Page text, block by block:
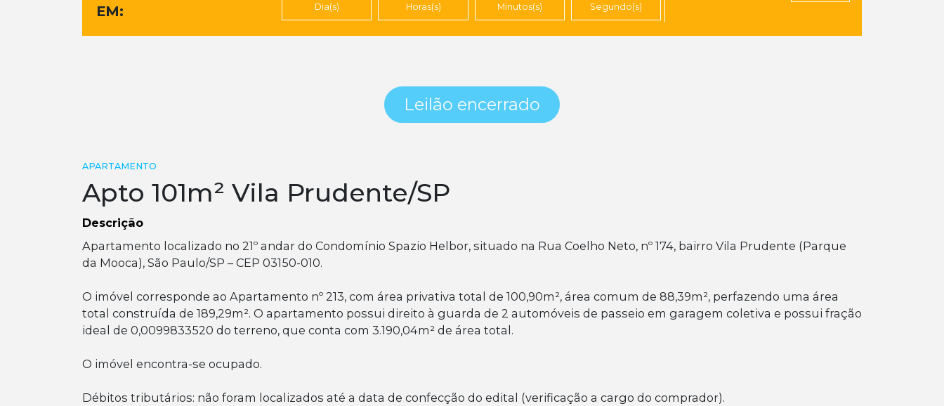
EM:
Dia(s) Horas(s) Minutos(s) Segundo(s)
Leilão encerrado
APARTAMENTO
Apto 101m² Vila Prudente/SP
Descrição
Apartamento localizado no 21º andar do Condomínio Spazio Helbor, situado na Rua Coelho Neto, nº 174, bairro Vila Prudente (Parque
da Mooca), São Paulo/SP – CEP 03150-010.
O imóvel corresponde ao Apartamento nº 213, com área privativa total de 100,90m², área comum de 88,39m², perfazendo uma área
total construída de 189,29m². O apartamento possui direito à guarda de 2 automóveis de passeio em garagem coletiva e possui fração
ideal de 0,0099833520 do terreno, que conta com 3.190,04m² de área total.
O imóvel encontra-se ocupado.
Débitos tributários: não foram localizados até a data de confecção do edital (verificação a cargo do comprador).